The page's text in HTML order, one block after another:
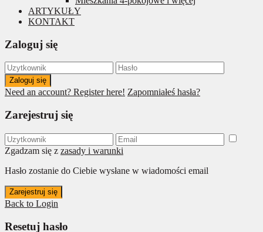
ARTYKUŁY
KONTAKT
Zaloguj się
Zaloguj się
Need an account? Register here! Zapomniałeś hasła?
Zarejestruj się
Zgadzam się z zasady i warunki
Hasło zostanie do Ciebie wysłane w wiadomości email
Zarejestruj się
Back to Login
Resetuj hasło